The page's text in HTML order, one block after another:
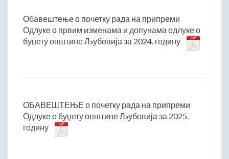
Обавештење о почетку рада на припреми
Одлуке о првим изменама и допунама одлуке о
буџету општине Љубовија за 2024. годину
ОБАВЕШТЕЊЕ о почетку рада на припреми
Одлуке о буџету општине Љубовија за 2025.
годину